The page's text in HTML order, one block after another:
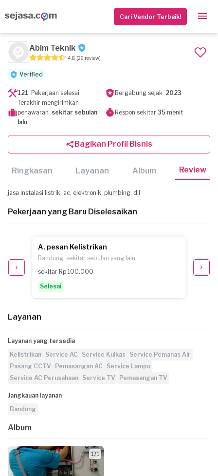
Cari Vendor Terbaik!
Abim Teknik
4.8 (29 review)
Verified
121 Pekerjaan selesai Bergabung sejak 2023
Terakhir mengirimkan
penawaran sekitar sebulan
lalu
Respon sekitar 35menit
Bagikan Profil Bisnis
Ringkasan Layanan Album Review
jasa instalasi listrik, ac, elektronik, plumbing, dll
Pekerjaan yang Baru Diselesaikan
A. pesan Kelistrikan
Bandung, sekitar sebulan yang lalu
sekitar Rp 100.000
Selesai
Layanan
Layanan yang tersedia
Kelistrikan Service AC Service Kulkas Service Pemanas Air
Pasang CCTV
Pemasangan AC
Service Lampu
Service AC Perusahaan Service TV Pemasangan TV
Jangkauan layanan
Bandung
Album
1 / 1